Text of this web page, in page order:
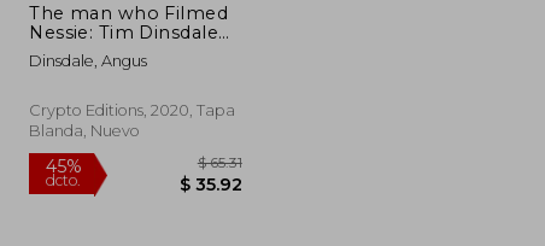
The man who Filmed
Nessie: Tim Dinsdale
and the Enigma of
Loch Ness (en Inglés)
Dinsdale, Angus
Crypto Editions, 2020, Tapa
Blanda, Nuevo